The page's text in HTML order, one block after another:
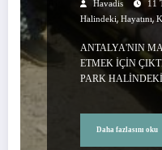
Havadis 11
Halindeki, Hayatını,
ANTALYA'NIN
ETMEK İÇİN
PARK
Daha fazlasını oku